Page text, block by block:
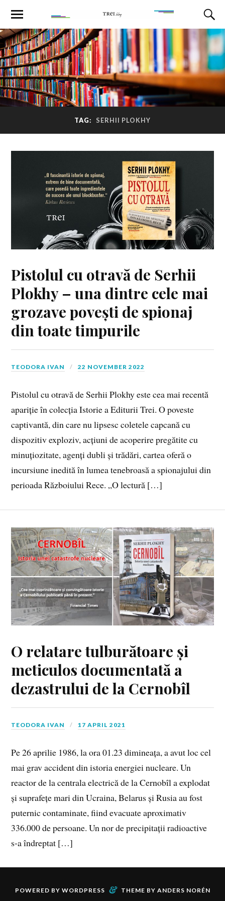
TAG: SERHII PLOKHY
Pistolul cu otravă de Serhii
Plokhy – una dintre cele mai
grozave povești de spionaj
din toate timpurile
TEODORA IVAN 22 NOVEMBER 2022
Pistolul cu otravă de Serhii Plokhy este cea mai recentă
apariție în colecția Istorie a Editurii Trei. O poveste
captivantă, din care nu lipsesc coletele capcană cu
dispozitiv exploziv, acțiuni de acoperire pregătite cu
minuțiozitate, agenți dubli și trădări, cartea oferă o
incursiune inedită în lumea tenebroasă a spionajului din
perioada Războiului Rece. „O lectură […]
O relatare tulburătoare și
meticulos documentată a
dezastrului de la Cernobîl
TEODORA IVAN 17 APRIL 2021
Pe 26 aprilie 1986, la ora 01.23 dimineața, a avut loc cel
mai grav accident din istoria energiei nucleare. Un
reactor de la centrala electrică de la Cernobîl a explodat
și suprafețe mari din Ucraina, Belarus și Rusia au fost
puternic contaminate, fiind evacuate aproximativ
336.000 de persoane. Un nor de precipitații radioactive
s-a îndreptat […]
POWERED BY WORDPRESS & THEME BY ANDERS NORÉN